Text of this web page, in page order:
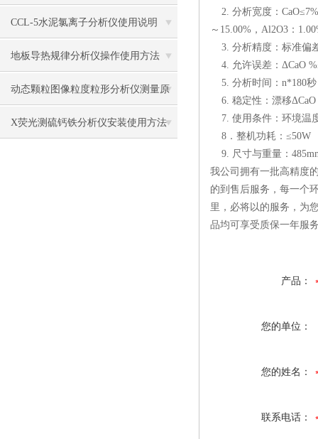
CCL-5水泥氯离子分析仪使用说明
地板导热规律分析仪操作使用方法
动态颗粒图像粒度粒形分析仪测量原
理
X荧光测硫钙铁分析仪安装使用方法
2. 分析宽度：CaO≤7%
～15.00%，Al2O3：
3. 分析精度：标准偏差
4. 允许误差：ΔCaO
5. 分析时间：n*180秒
6. 稳定性：漂移ΔCaO
7. 使用条件：环境温
8．整机功耗：≤50W
9. 尺寸与重量：
我公司拥有一批高精度
的到售后服务，每一个
里，必将以的服务，为
品均可享受质保一年服
产品：
您的单位：
您的姓名：
联系电话：